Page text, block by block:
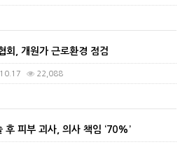
회, 개원가 근로환경 점검
22,088
후 피부 괴사, 의사 책임 ‘70%’